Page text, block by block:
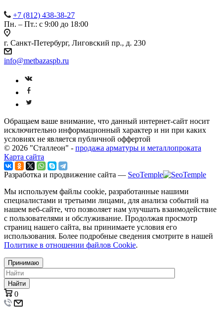
+7 (812) 438-38-27
Пн. – Пт.: с 9:00 до 18:00
г. Санкт-Петербург, Лиговский пр., д. 230
info@metbazaspb.ru
Обращаем ваше внимание, что данный интернет-сайт носит
исключительно информационный характер и ни при каких
условиях не является публичной оффертой
© 2026 "Сталлеон" - продажа арматуры и металлопроката
Карта сайта
Разработка и продвижение сайта — SeoTemple
Мы используем файлы cookie, разработанные нашими
специалистами и третьими лицами, для анализа событий на
нашем веб-сайте, что позволяет нам улучшать взаимодействие
с пользователями и обслуживание. Продолжая просмотр
страниц нашего сайта, вы принимаете условия его
использования. Более подробные сведения смотрите в нашей
Политике в отношении файлов Cookie.
Принимаю
Найти
0